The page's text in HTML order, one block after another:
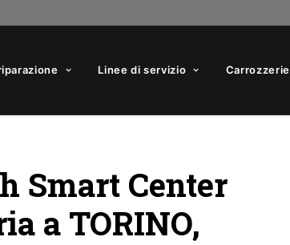
Linee di servizio Carrozzerie
Smart Center
a TORINO,